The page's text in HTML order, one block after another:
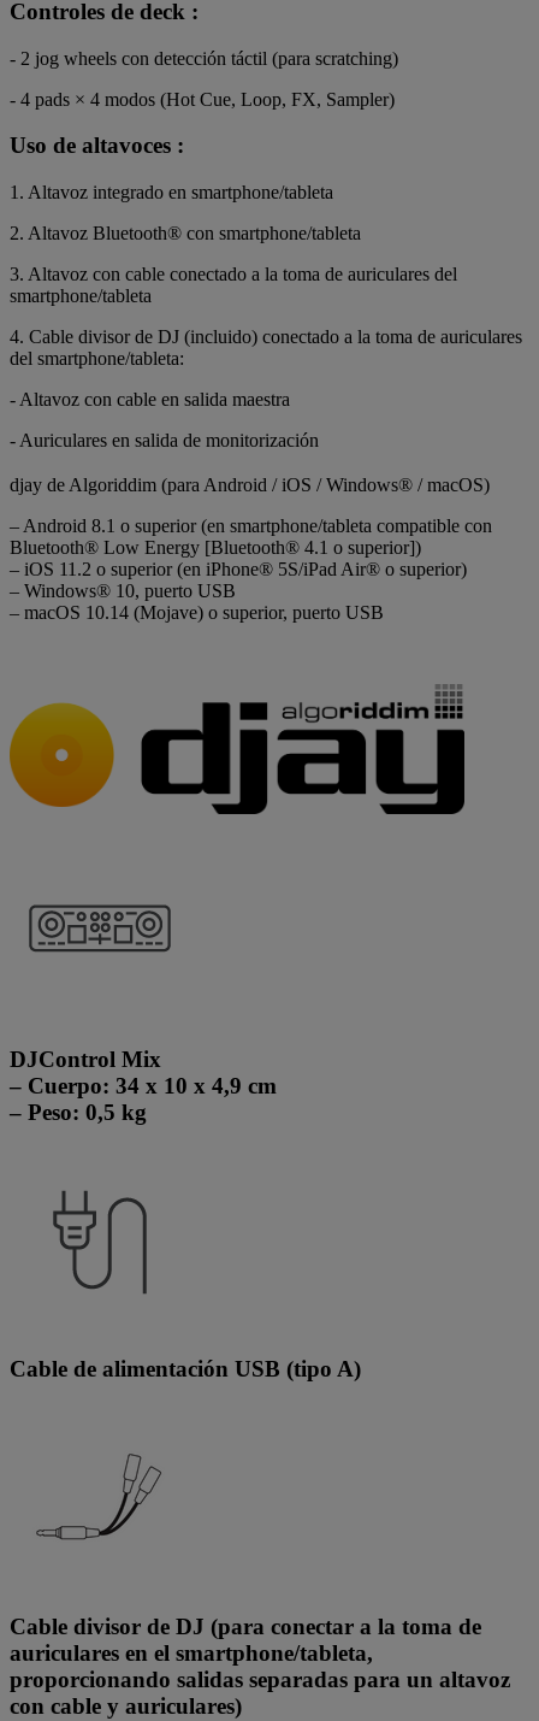
Controles de deck :
- 2 jog wheels con detección táctil (para scratching)
- 4 pads × 4 modos (Hot Cue, Loop, FX, Sampler)
Uso de altavoces :
1. Altavoz integrado en smartphone/tableta
2. Altavoz Bluetooth® con smartphone/tableta
3. Altavoz con cable conectado a la toma de auriculares del
smartphone/tableta
4. Cable divisor de DJ (incluido) conectado a la toma de auriculares
del smartphone/tableta:
- Altavoz con cable en salida maestra
- Auriculares en salida de monitorización
djay de Algoriddim (para Android / iOS / Windows® / macOS)
– Android 8.1 o superior (en smartphone/tableta compatible con
Bluetooth® Low Energy [Bluetooth® 4.1 o superior])
– iOS 11.2 o superior (en iPhone® 5S/iPad Air® o superior)
– Windows® 10, puerto USB
– macOS 10.14 (Mojave) o superior, puerto USB
DJControl Mix
– Cuerpo: 34 x 10 x 4,9 cm
– Peso: 0,5 kg
Cable de alimentación USB (tipo A)
Cable divisor de DJ (para conectar a la toma de
auriculares en el smartphone/tableta,
proporcionando salidas separadas para un altavoz
con cable y auriculares)